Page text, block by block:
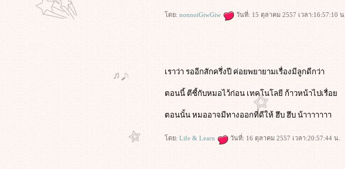
ดย: nonnoiGiwGiw วันที่: 15 ตุลาคม 2557 เวลา:16:57:10 น.
เราว่า รออีกสักครึ่งปี ค่อยพยายามเรื่องมีลูกดีกว่า
ตอนนี้ ตีซี้กับหมอไว้ก่อน เทคโนโลยี ก้าวหน้าไปเรื่อ
ตอนนั้น หมออาจมีทางออกที่ดีให้ ฮึบ ฮึบ น้าาาาาาา
ดย: Life & Learn วันที่: 16 ตุลาคม 2557 เวลา:20:57:44 น.